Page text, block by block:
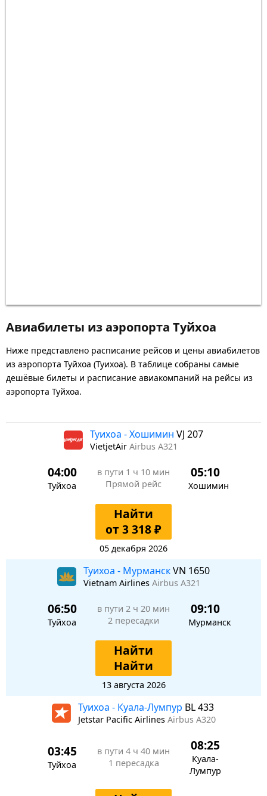
Авиабилеты из аэропорта Туйхоа
Ниже представлено расписание рейсов и цены авиабилетов
из аэропорта Туйхоа (Туихоа). В таблице собраны самые
дешёвые билеты и расписание авиакомпаний на рейсы из
аэропорта Туйхоа.
Туихоа - Хошимин VJ 207
VietjetAir Airbus A321
04:00
Туйхоа
в пути 1 ч 10 мин
Прямой рейс
05:10
Хошимин
Найти
от 3 318 ₽
05 декабря 2026
Туихоа - МурманскVN 1650
Vietnam Airlines Airbus A321
06:50
Туйхоа
в пути 2 ч 20 мин
2 пересадки
09:10
Мурманск
Найти
Найти
13 августа 2026
Туихоа - Куала-Лумпур BL 433
Jetstar Pacific Airlines Airbus A320
03:45
Туйхоа
в пути 4 ч 40 мин
1 пересадка
08:25
Куала-
Лумпур